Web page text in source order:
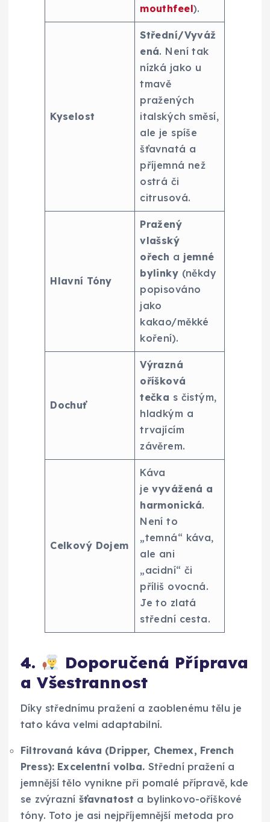
mouthfeel).
Kyselost
Střední/Vyváž
ená. Není tak
nízká jako u
tmavě
pražených
italských směsí,
ale je spíše
šťavnatá a
příjemná než
ostrá či
citrusová.
Hlavní Tóny
Pražený
vlašský
ořech a jemné
bylinky (někdy
popisováno
jako
kakao/měkké
koření).
Dochuť
Výrazná
oříšková
tečka s čistým,
hladkým a
trvajícím
závěrem.
Celkový Dojem
Káva
jevyvážená a
harmonická.
Není to
„temná“ káva,
ale ani
„acidní“ či
příliš ovocná.
Je to zlatá
střední cesta.
4.
Doporučená Příprava
a Všestrannost
Díky střednímu pražení a zaoblenému tělu je
tato káva velmi adaptabilní.
Filtrovaná káva (Dripper, Chemex, French
Press): Excelentní volba. Střední pražení a
jemnější tělo vynikne při pomalé přípravě, kde
se zvýrazní šťavnatost a bylinkovo-oříškové
tóny. Toto je asi nejpříjemnější metoda pro